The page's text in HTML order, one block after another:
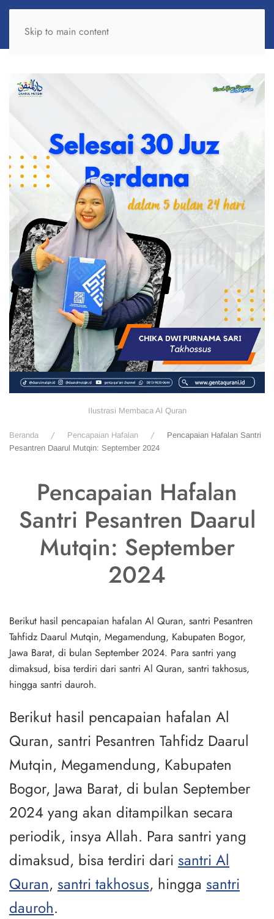
Skip to main content
Ilustrasi Membaca Al Quran
Beranda Pencapaian Hafalan
Pencapaian Hafalan Santri
Pesantren Daarul Mutqin: September 2024
Pencapaian Hafalan
Santri Pesantren Daarul
Mutqin: September
2024
Berikut hasil pencapaian hafalan Al Quran, santri Pesantren
Tahfidz Daarul Mutqin, Megamendung, Kabupaten Bogor,
Jawa Barat, di bulan September 2024. Para santri yang
dimaksud, bisa terdiri dari santri Al Quran, santri takhosus,
hingga santri dauroh.
Berikut hasil pencapaian hafalan Al
Quran, santri Pesantren Tahfidz Daarul
Mutqin, Megamendung, Kabupaten
Bogor, Jawa Barat, di bulan September
2024 yang akan ditampilkan secara
periodik, insya Allah. Para santri yang
dimaksud, bisa terdiri dari santri Al
Quran, santri takhosus, hingga santri
dauroh.